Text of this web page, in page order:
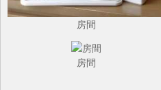
房間
房間